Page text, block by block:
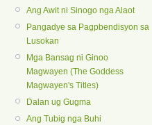
Ang Awit ni Sinogo nga Alaot
Pangadye sa Pagpbendisyon sa
Lusokan
Mga Bansag ni Ginoo
Magwayen (The Goddess
Magwayen's Titles)
Dalan ug Gugma
Ang Tubig nga Buhi